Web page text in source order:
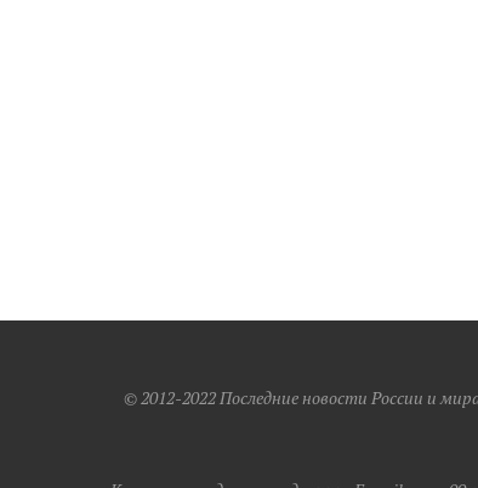
© 2012-2022 Последние новости России и